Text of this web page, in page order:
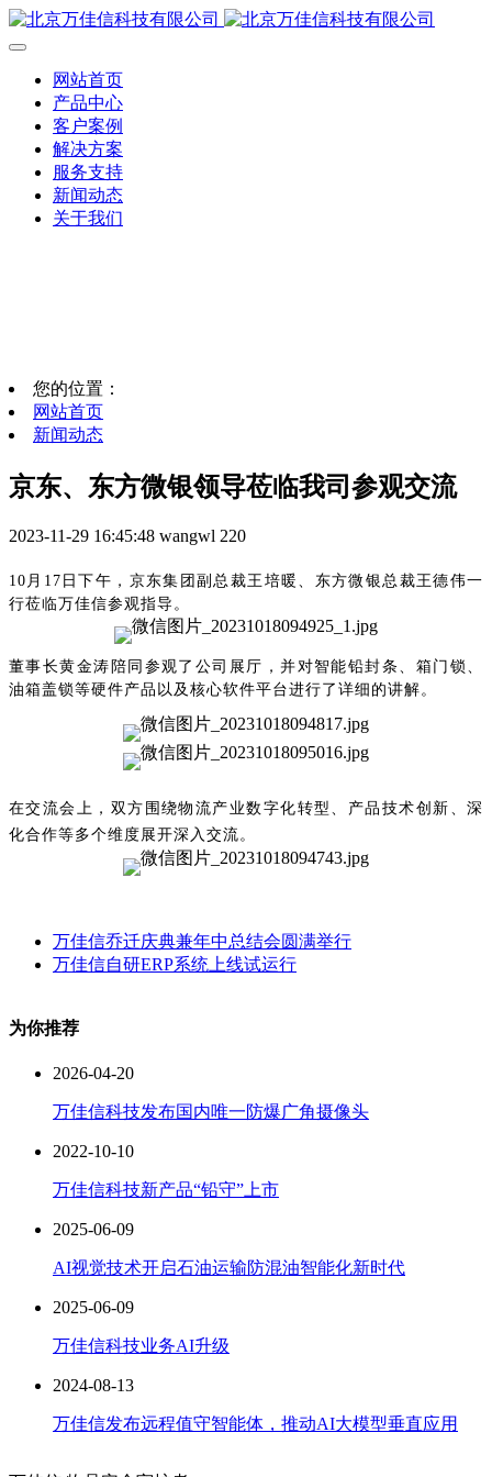
网站首页
产品中心
客户案例
解决方案
服务支持
新闻动态
关于我们
您的位置：
网站首页
新闻动态
京东、东方微银领导莅临我司参观交流
2023-11-29 16:45:48 wangwl 220
10月17日下午，京东集团副总裁王培暖、东方微银总裁王德伟一
行莅临万佳信参观指导。
董事长黄金涛陪同参观了公司展厅，并对智能铅封条、箱门锁、
油箱盖锁等硬件产品以及核心软件平台进行了详细的讲解。
在交流会上，双方围绕物流产业数字化转型、产品技术创新、深
化合作等多个维度展开深入交流。
万佳信乔迁庆典兼年中总结会圆满举行
万佳信自研ERP系统上线试运行
为你推荐
2026-04-20
万佳信科技发布国内唯一防爆广角摄像头
2022-10-10
万佳信科技新产品“铅守”上市
2025-06-09
AI视觉技术开启石油运输防混油智能化新时代
2025-06-09
万佳信科技业务AI升级
2024-08-13
万佳信发布远程值守智能体，推动AI大模型垂直应用